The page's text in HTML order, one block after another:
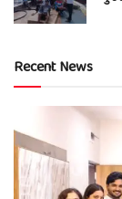
Recent News